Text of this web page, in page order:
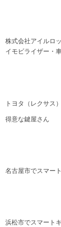
株式会社アイルロ
イモビライザー・
トヨタ（レクサス
得意な鍵屋さん
名古屋市でスマー
浜松市でスマート